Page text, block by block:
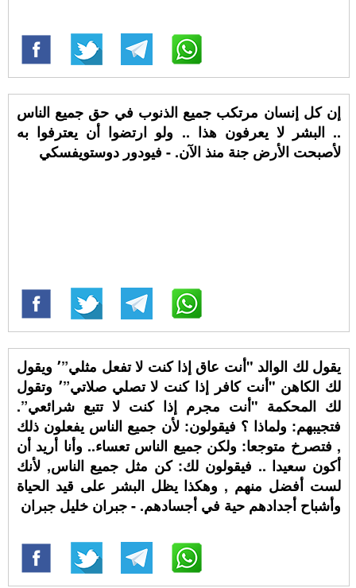
إن كل إنسان مرتكب جميع الذنوب في حق جميع الناس
.. البشر لا يعرفون هذا .. ولو ارتضوا أن يعترفوا به
لأصبحت الأرض جنة منذ الآن. - فيودور دوستويفسكي
يقول لك الوالد "أنت عاق إذا كنت لا تفعل مثلي”٬ ويقول
لك الكاهن "أنت كافر إذا كنت لا تصلي صلاتي”٬ وتقول
لك المحكمة "أنت مجرم إذا كنت لا تتبع شرائعي”.
فتجيبهم: ولماذا ؟ فيقولون: لأن جميع الناس يفعلون ذلك
, فتصرخ متوجعا: ولكن جميع الناس تعساء.. وأنا أريد أن
أكون سعيدا .. فيقولون لك: كن مثل جميع الناس, لأنك
لست أفضل منهم , وهكذا يظل البشر على قيد الحياة
وأشباح أجدادهم حية في أجسادهم. - جبران خليل جبران